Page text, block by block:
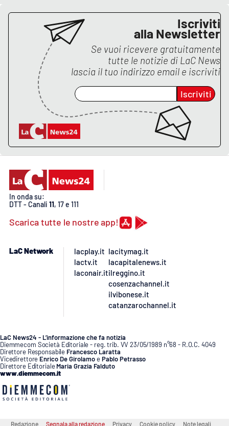
Catanzaro
Crotone
Vibo Valentia
Reggio Calabria
Cosenza
Lamezia Terme
PROGETTI
SPECIALI
Buona Sanità Calabria
CALABRIAVISIONE
Food
Storie
LAC
Iscriviti
alla Newsletter
Se vuoi ricevere gratuitamente
tutte le notizie di LaC News
lascia il tuo indirizzo email e iscriviti
Iscriviti
In onda su:
DTT - Canali 11, 17 e 111
Scarica tutte le nostre app!
LaC Network
lacplay.it
lactv.it
laconair.it
lacitymag.it
lacapitalenews.it
ilreggino.it
cosenzachannel.it
ilvibonese.it
catanzarochannel.it
LaC News24 - L’informazione che fa notizia
Diemmecom Società Editoriale - reg. trib. VV 23/05/1989 n°68 - R.O.C. 4049
Direttore Responsabile Francesco Laratta
Vicedirettore Enrico De GirolamoePablo Petrasso
Direttore Editoriale Maria Grazia Falduto
www.diemmecom.it
Redazione Segnala alla redazione Privacy Cookie policy Note legali